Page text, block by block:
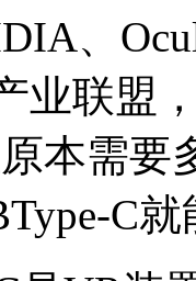
、
业联盟
本需要
C